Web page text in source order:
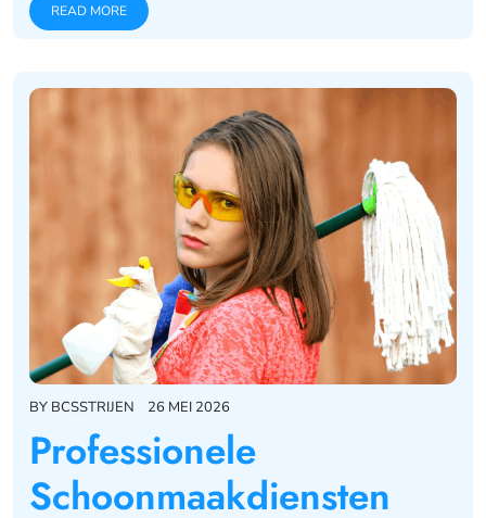
READ MORE
BY BCSSTRIJEN 26 MEI 2026
Professionele
Schoonmaakdiensten